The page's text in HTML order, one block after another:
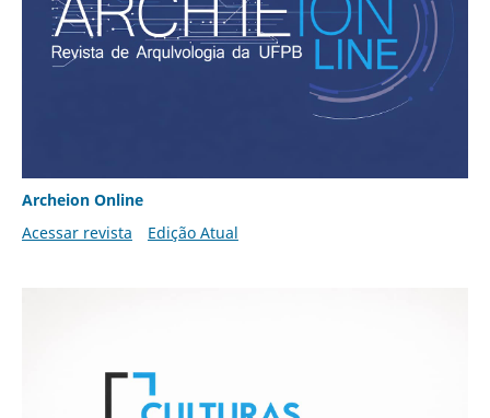
Archeion Online
Acessar revista
Edição Atual